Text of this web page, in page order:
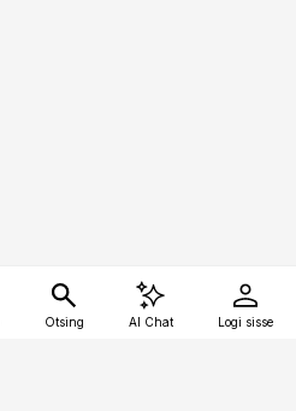
Otsing AI Chat Logi sisse